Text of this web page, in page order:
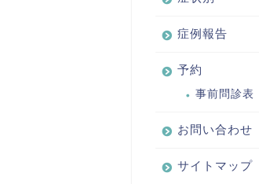
症例報告
予約
事前問診表
お問い合わせ
サイトマップ